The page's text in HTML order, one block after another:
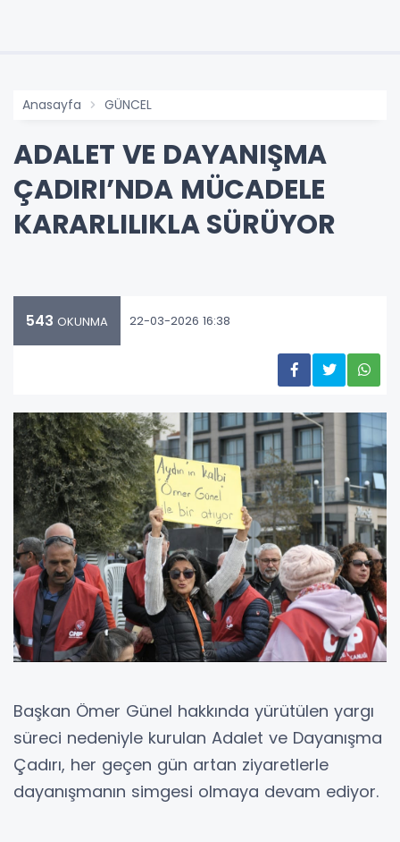
Anasayfa GÜNCEL
ADALET VE DAYANIŞMA
ÇADIRI’NDA MÜCADELE
KARARLILIKLA SÜRÜYOR
543 OKUNMA 22-03-2026 16:38
Başkan Ömer Günel hakkında yürütülen yargı
süreci nedeniyle kurulan Adalet ve Dayanışma
Çadırı, her geçen gün artan ziyaretlerle
dayanışmanın simgesi olmaya devam ediyor.